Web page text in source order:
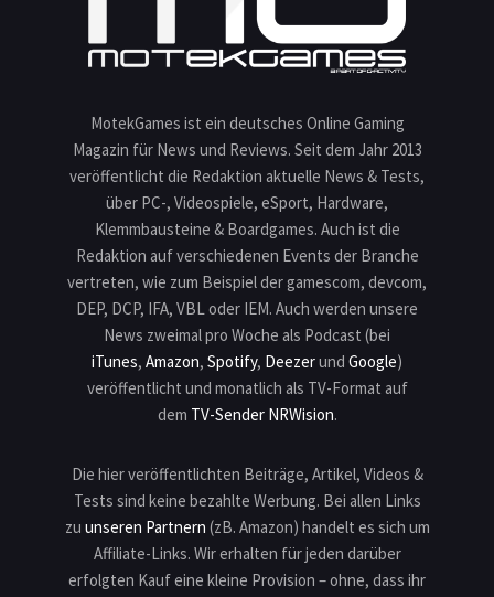
MotekGames ist ein deutsches Online Gaming
Magazin für News und Reviews. Seit dem Jahr 2013
veröffentlicht die Redaktion aktuelle News & Tests,
über PC-, Videospiele, eSport, Hardware,
Klemmbausteine & Boardgames. Auch ist die
Redaktion auf verschiedenen Events der Branche
vertreten, wie zum Beispiel der gamescom, devcom,
DEP, DCP, IFA, VBL oder IEM. Auch werden unsere
News zweimal pro Woche als Podcast (bei
iTunes, Amazon, Spotify, Deezerund Google)
veröffentlicht und monatlich als TV-Format auf
dem TV-Sender NRWision.
Die hier veröffentlichten Beiträge, Artikel, Videos &
Tests sind keine bezahlte Werbung. Bei allen Links
zu unseren Partnern (zB. Amazon) handelt es sich um
Affiliate-Links. Wir erhalten für jeden darüber
erfolgten Kauf eine kleine Provision – ohne, dass ihr